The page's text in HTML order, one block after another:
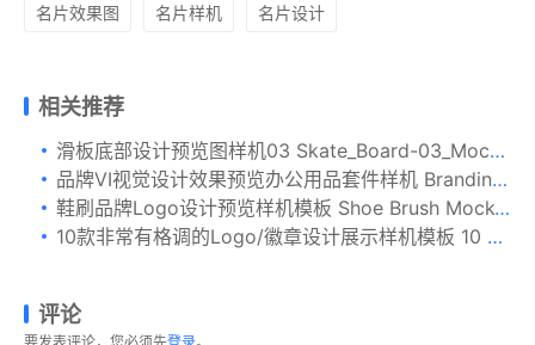
名片效果图 名片样机 名片设计
相关推荐
滑板底部设计预览图样机03 Skate_Board-03_Mockup
品牌VI视觉设计效果预览办公用品套件样机 Branding / Stationery – Mockups FH
鞋刷品牌Logo设计预览样机模板 Shoe Brush Mock-Up
10款非常有格调的Logo/徽章设计展示样机模板 10 Logo/Badge Mock-Ups Vol.2
评论